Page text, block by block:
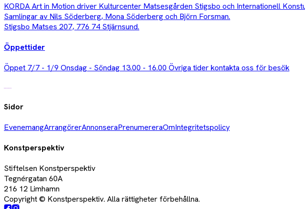
KORDA Art in Motion driver Kulturcenter Matsesgården Stigsbo och Internationell
Samlingar av Nils Söderberg, Mona Söderberg och Björn Forsman.
Stigsbo Matses 207, 776 74 Stjärnsund.
Öppettider
Öppet 7/7 - 1/9 Onsdag - Söndag 13.00 - 16.00 Övriga tider kontakta oss för besök
Sidor
EvenemangArrangörerAnnonseraPrenumereraOmIntegritetspolicy
Konstperspektiv
Stiftelsen Konstperspektiv
Tegnérgatan 60A
216 12 Limhamn
Copyright © Konstperspektiv. Alla rättigheter förbehållna.